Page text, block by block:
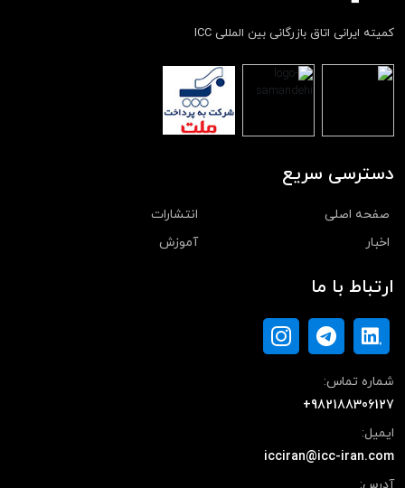
کمیته ایرانی اتاق بازرگانی بین المللی ICC
دسترسی سریع
صفحه اصلی
انتشارات
اخبار
آموزش
ارتباط با ما
شماره تماس:
+982188306127
ایمیل:
icciran@icc-iran.com